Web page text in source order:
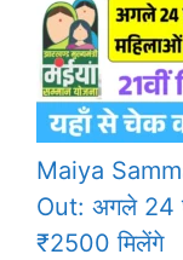
Maiya
Out: अगले 24
₹2500 मिलेंगे